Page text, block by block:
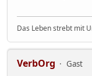
Das Leben strebt mit
VerbOrg
Gast